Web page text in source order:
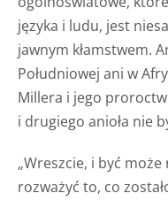
języka i ludu, jest
jawnym kłamstwem.
Południowej ani w
Millera i jego
i drugiego anioła nie
„Wreszcie, i być
rozważyć to, co